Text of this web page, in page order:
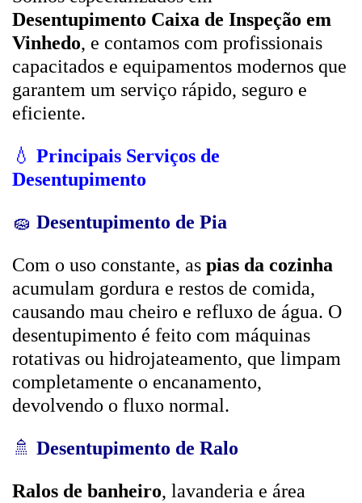
Desentupimento Caixa de Inspeção em
Vinhedo, e contamos com profissionais
capacitados e equipamentos modernos que
garantem um serviço rápido, seguro e
eficiente.
💧 Principais Serviços de
Desentupimento
🧽 Desentupimento de Pia
Com o uso constante, as pias da cozinha
acumulam gordura e restos de comida,
causando mau cheiro e refluxo de água. O
desentupimento é feito com máquinas
rotativas ou hidrojateamento, que limpam
completamente o encanamento,
devolvendo o fluxo normal.
🚿 Desentupimento de Ralo
Ralos de banheiro, lavanderia e área